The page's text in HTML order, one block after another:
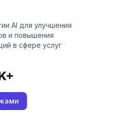
AI для улучшения
и повышения
в сфере услуг